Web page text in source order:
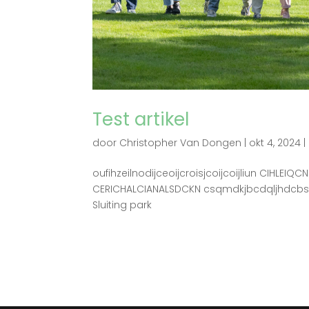
Test artikel
door Christopher Van Dongen | okt 4, 2024 |
oufihzeilnodijceoijcroisjcoijcoijliun
CERICHALCIANALSDCKN
Sluiting park